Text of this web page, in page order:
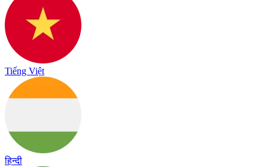
Tiếng Việt
हिन्दी